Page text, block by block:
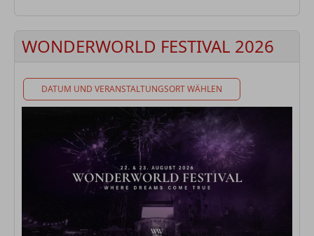
WONDERWORLD FESTIVAL 2026
DATUM UND VERANSTALTUNGSORT WÄHLEN